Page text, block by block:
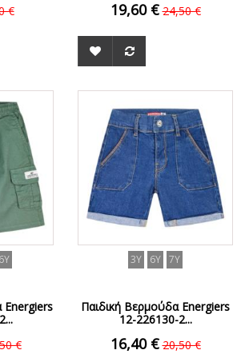
€ 19,60 € 24,50 €
ΟFFER
€
3Y 6Y 7Y
Παιδική Βερμούδα Energiers
12-226130-2...
16,40 € 20,50 €